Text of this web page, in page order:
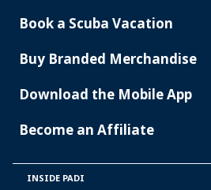
Book a Scuba Vacation
Buy Branded Merchandise
Download the Mobile App
Become an Affiliate
INSIDE PADI